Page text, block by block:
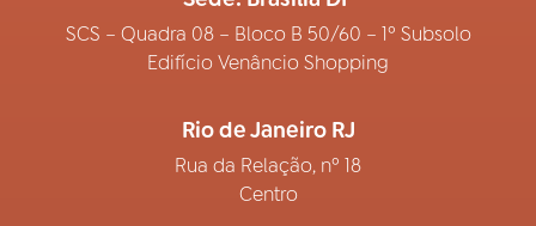
SCS – Quadra 08 – Bloco B 50/60 – 1º Subsolo
Edifício Venâncio Shopping
Rio de Janeiro RJ
Rua da Relação, nº 18
Centro